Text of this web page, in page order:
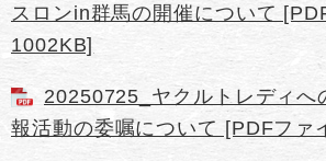
スロンin群馬の開催について
1002KB]
20250725_ヤクルトレディへ
報活動の委嘱について [PDFファ